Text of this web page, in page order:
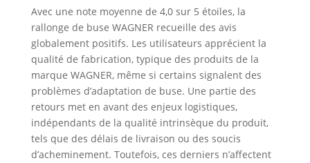
Avec une note moyenne de 4,0 sur 5 étoiles, la
rallonge de buse WAGNER recueille des avis
globalement positifs. Les utilisateurs apprécient la
qualité de fabrication, typique des produits de la
marque WAGNER, même si certains signalent des
problèmes d’adaptation de buse. Une partie des
retours met en avant des enjeux logistiques,
indépendants de la qualité intrinsèque du produit,
tels que des délais de livraison ou des soucis
d’acheminement. Toutefois, ces derniers n’affectent